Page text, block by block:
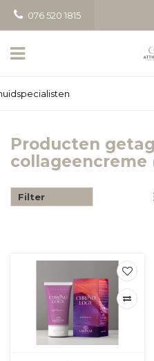
076 520 1815
Gratis
Producten
collageencreme
Filter